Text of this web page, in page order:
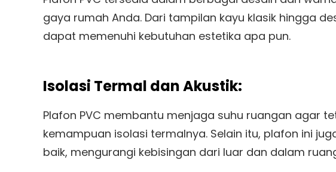
gaya rumah Anda. Dari tampilan kayu klasik hingga
dapat memenuhi kebutuhan estetika apa pun.
Isolasi Termal dan Akustik:
Plafon PVC membantu menjaga suhu ruangan agar
kemampuan isolasi termalnya. Selain itu, plafon ini
baik, mengurangi kebisingan dari luar dan dalam